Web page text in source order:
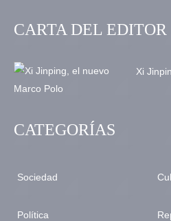
CARTA DEL EDITOR
Xi
CATEGORÍAS
Sociedad
Política